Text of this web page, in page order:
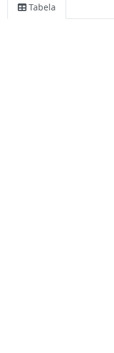
Tabela